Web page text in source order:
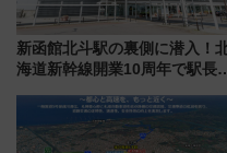
新函館北斗駅の裏側に潜入！
海道新幹線開業10周年で駅長
ト 参加方法や体験内容を紹介